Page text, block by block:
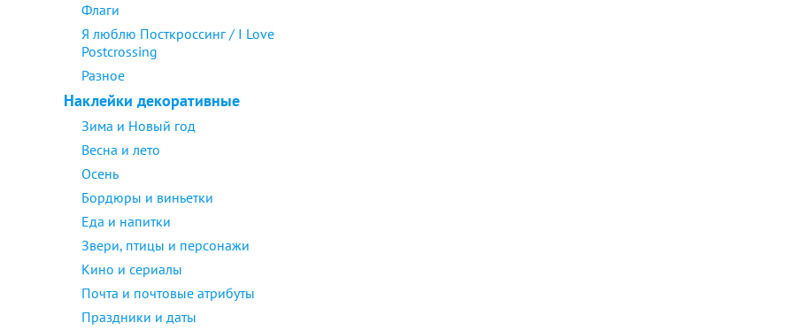
Флаги
Я люблю Посткроссинг / I Love
Postcrossing
Разное
Наклейки декоративные
Зима и Новый год
Весна и лето
Осень
Бордюры и виньетки
Еда и напитки
Звери, птицы и персонажи
Кино и сериалы
Почта и почтовые атрибуты
Праздники и даты